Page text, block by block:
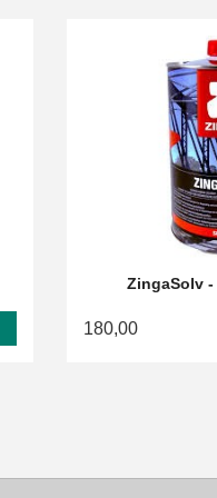
ZingaSolv
180,00